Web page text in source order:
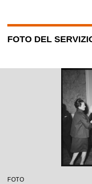
FOTO DEL
FOTO